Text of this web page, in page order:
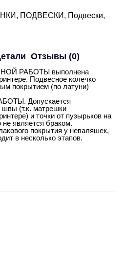
, ПОДВЕСКИ , Подвески,
Отзывы (0)
РАБОТЫ выполнена
Подвесное колечко
покрытием (по латуни)
Допускается
(т.к. матрешки
и точки от пузырьков на
является браком.
покрытия у неваляшек,
в несколько этапов.